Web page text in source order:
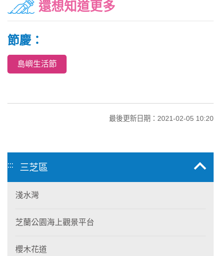
還想知道更多
節慶：
島嶼生活節
最後更新日期：2021-02-05 10:20
::: 三芝區
淺水灣
芝蘭公園海上觀景平台
櫻木花道